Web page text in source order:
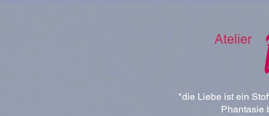
Atelier
"die Liebe ist ein
Phantasie